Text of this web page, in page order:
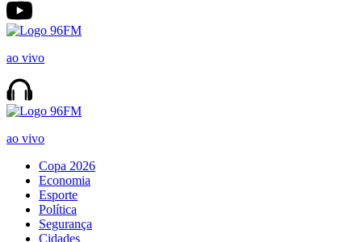
ao vivo
ao vivo
Copa 2026
Economia
Esporte
Política
Segurança
Cidades